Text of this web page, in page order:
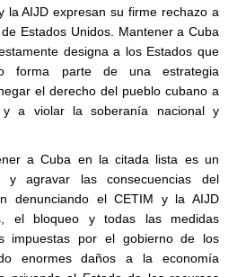
la AIJD expresan su firme rechazo a
Estados Unidos. Mantener a Cuba
designa a los Estados que
forma parte de una estrategia
el derecho del pueblo cubano a
y a violar la soberanía nacional y
a Cuba en la citada lista es un
y agravar las consecuencias del
denunciando el CETIM y la AIJD
el bloqueo y todas las medidas
impuestas por el gobierno de los
enormes daños a la economía